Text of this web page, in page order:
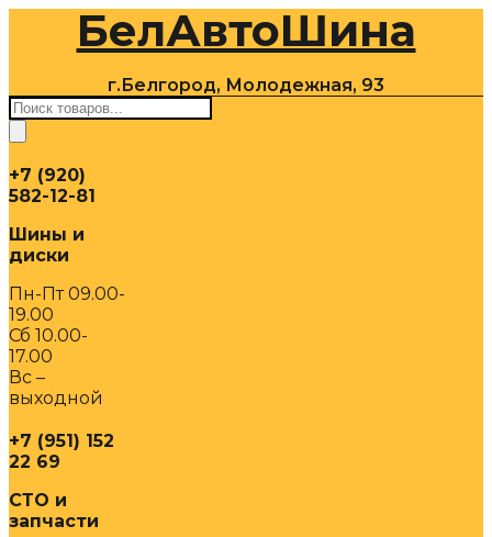
содержимомуБелАвтоШина
г.Белгород, Молодежная, 93
Поиск
товаров
+7 (920)
582-12-81
Шины и
диски
Пн-Пт 09.00-
19.00
Сб 10.00-
17.00
Вс –
выходной
+7 (951) 152
22 69
СТО и
запчасти